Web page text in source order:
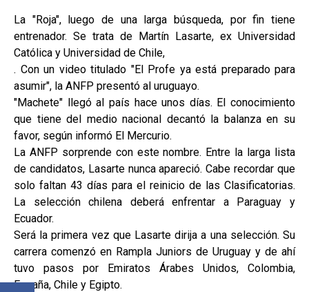
La "Roja", luego de una larga búsqueda, por fin tiene
entrenador. Se trata de Martín Lasarte, ex Universidad
Católica y Universidad de Chile,
. Con un video titulado "El Profe ya está preparado para
asumir", la ANFP presentó al uruguayo.
"Machete" llegó al país hace unos días. El conocimiento
que tiene del medio nacional decantó la balanza en su
favor, según informó El Mercurio.
La ANFP sorprende con este nombre. Entre la larga lista
de candidatos, Lasarte nunca apareció. Cabe recordar que
solo faltan 43 días para el reinicio de las Clasificatorias.
La selección chilena deberá enfrentar a Paraguay y
Ecuador.
Será la primera vez que Lasarte dirija a una selección. Su
carrera comenzó en Rampla Juniors de Uruguay y de ahí
tuvo pasos por Emiratos Árabes Unidos, Colombia,
España, Chile y Egipto.